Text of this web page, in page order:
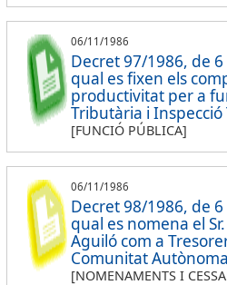
06/11/1986
Decret 97/1986, de
qual es fixen els
productivitat per a
Tributària i
[FUNCIÓ PÚBLICA]
06/11/1986
Decret 98/1986, de
qual es nomena el
Aguiló com a
Comunitat
[NOMENAMENTS I